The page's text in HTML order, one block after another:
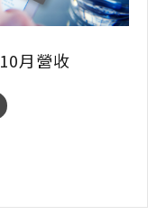
月營收